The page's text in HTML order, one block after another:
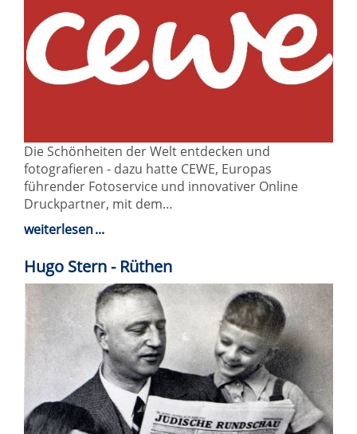
Die Schönheiten der Welt entdecken und
fotografieren - dazu hatte CEWE, Europas
führender Fotoservice und innovativer Online
Druckpartner, mit dem…
weiterlesen
Hugo Stern - Rüthen